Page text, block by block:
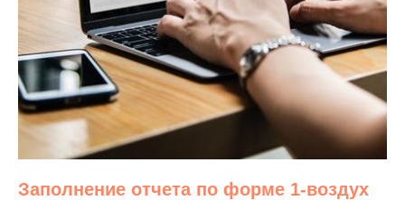
Заполнение отчета по форме 1-воздух